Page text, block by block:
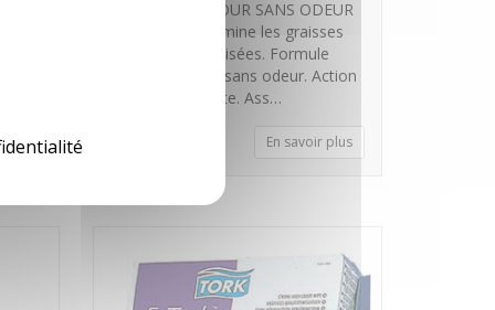
plus
NETTOYANT FOUR SANS ODEUR
Dégraisse et élimine les graisses
cuites et carbonisées. Formule
prête à l’emploi sans odeur. Action
alcaline puissante. Ass…
En savoir plus